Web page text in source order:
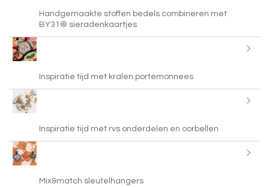
Handgemaakte stoffen bedels combineren met
BY31® sieradenkaartjes
Inspiratie tijd met kralen portemonnees
Inspiratie tijd met rvs onderdelen en oorbellen
Mix&match sleutelhangers